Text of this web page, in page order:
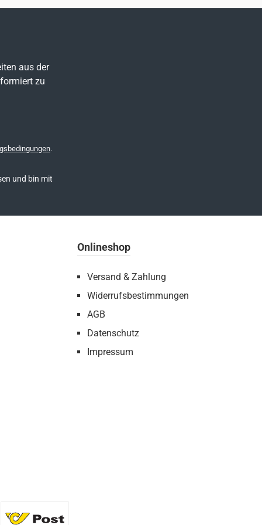
aus der
zu
.
und bin mit
Onlineshop
Versand & Zahlung
Widerrufsbestimmungen
AGB
Datenschutz
Impressum